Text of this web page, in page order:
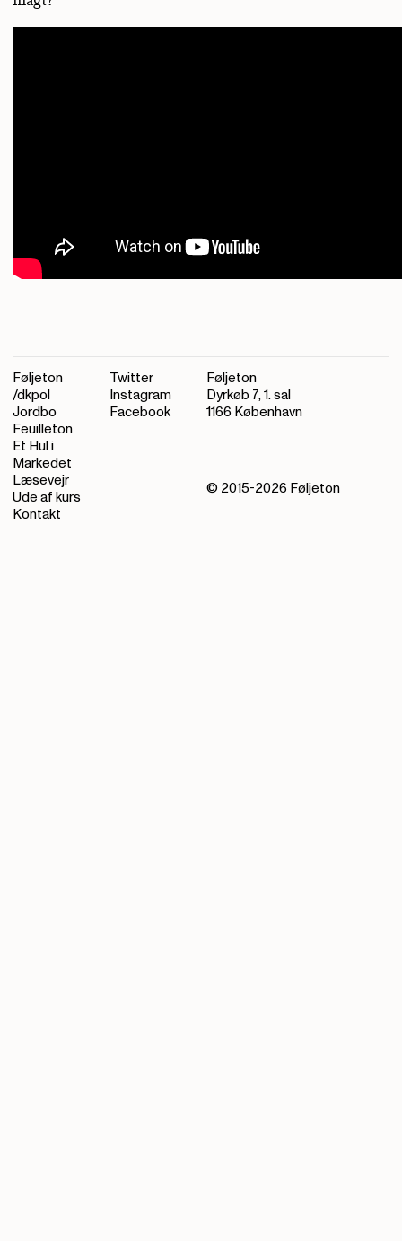
Føljeton
/dkpol
Jordbo
Feuilleton
Et Hul i
Markedet
Læsevejr
Ude af kurs
Kontakt
Twitter
Instagram
Facebook
Føljeton
Dyrkøb 7, 1. sal
1166 København
© 2015-2026 Føljeton